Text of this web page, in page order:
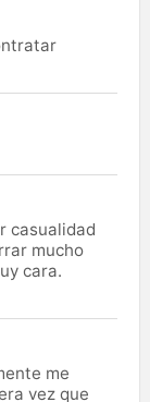
casualidad
mucho
cara.
me
vez que